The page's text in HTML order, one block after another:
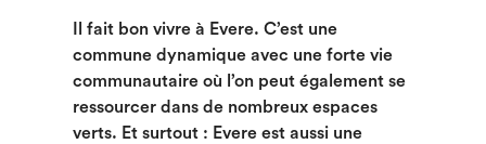
Il fait bon vivre à Evere. C’est une
commune dynamique avec une forte vie
communautaire où l’on peut également se
ressourcer dans de nombreux espaces
verts. Et surtout : Evere est aussi une